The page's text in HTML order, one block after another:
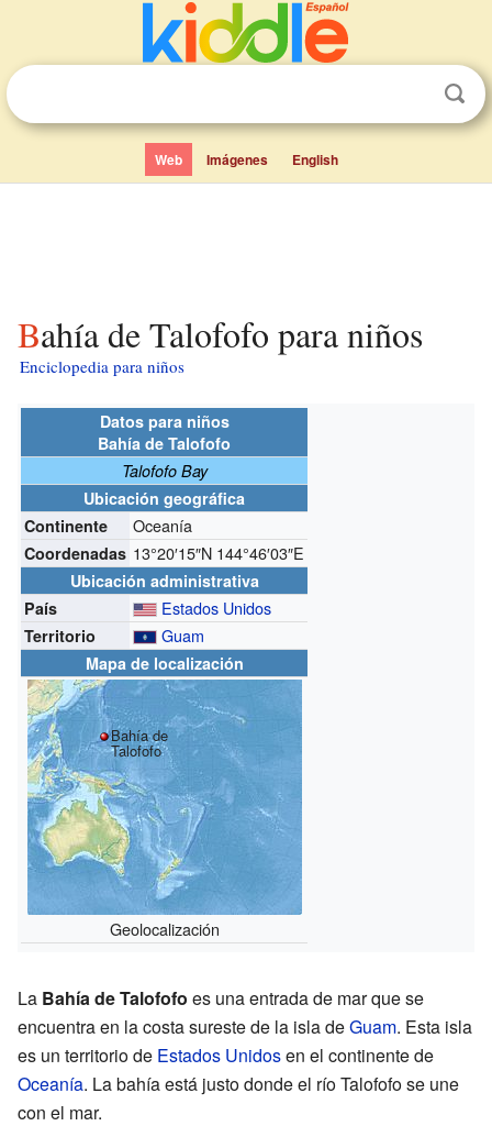
Web Imágenes English
Bahía de Talofofo para niños
Enciclopedia para niños
Datos para niños
Bahía de Talofofo
Talofofo Bay
Ubicación geográfica
Continente
Oceanía
Coordenadas 13°20′15″N 144°46′03″E
Ubicación administrativa
País
Estados Unidos
Territorio Guam
Mapa de localización
Bahía de
Talofofo
Geolocalización
La Bahía de Talofofo es una entrada de mar que se
encuentra en la costa sureste de la isla deGuam. Esta isla
es un territorio de Estados Unidosen el continente de
Oceanía. La bahía está justo donde el río Talofofo se une
con el mar.